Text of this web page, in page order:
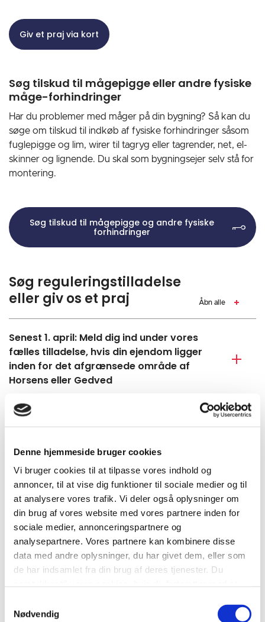
Denne hjemmeside bruger cookies
Vi bruger cookies til at tilpasse vores indhold og
annoncer, til at vise dig funktioner til sociale medier og til
at analysere vores trafik. Vi deler også oplysninger om
din brug af vores website med vores partnere inden for
sociale medier, annonceringspartnere og
analysepartnere. Vores partnere kan kombinere disse
data med andre oplysninger, du har givet dem, eller som
de har indsamlet fra din brug af deres tjenester. Du
Nødvendig
Giv et praj via kort
Søg tilskud til mågepigge eller andre fysiske
måge-forhindringer
Har du problemer med måger på din bygning? Så kan du
søge om tilskud til indkøb af fysiske forhindringer såsom
fuglepigge og lim, wirer til tagryg eller tagrender, net, el-
skinner og lignende. Du skal som bygningsejer selv stå for
montering.
Søg tilskud til mågepigge og andre fysiske
forhindringer
Søg reguleringstilladelse
eller giv os et praj
Åbn alle
Senest 1. april: Meld dig ind under vores
fælles tilladelse, hvis din ejendom ligger
inden for det afgrænsede område af
Horsens eller Gedved
Søg Naturstyrelsen om tilladelse til at
Søg om hjælp til at få skudt sølvmåger på
din ejendom i Horsens midtby
Søg tilskud til fysiske forhindringer såsom
mågepigge, wirer eller lignende
Giv os et praj, hvis du spotter måger, der
bygger reder og larmer i byen